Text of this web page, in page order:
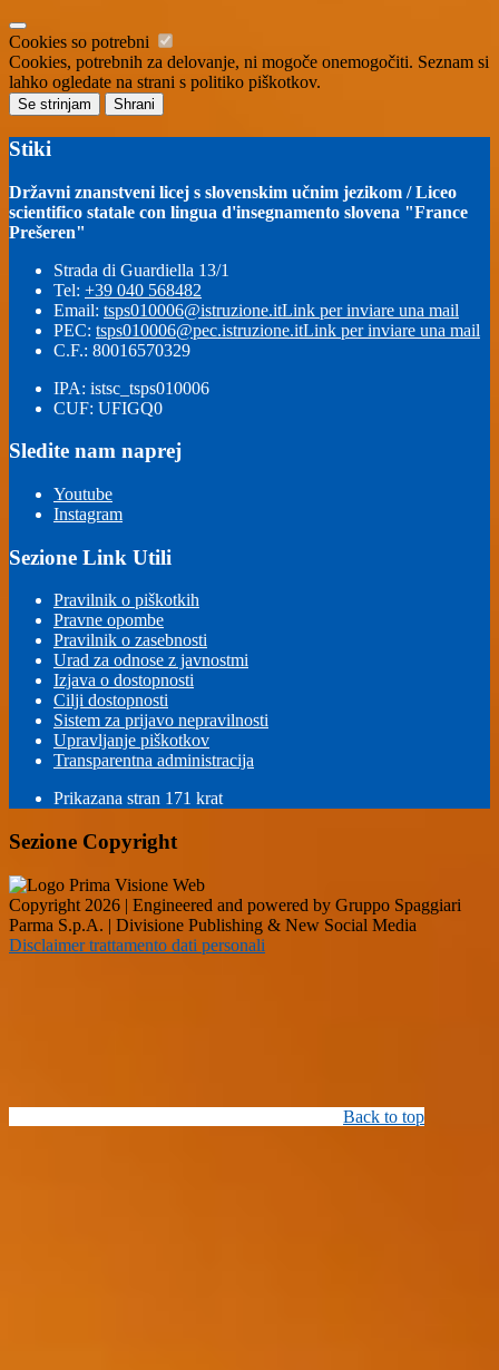
Cookies so potrebni
Cookies, potrebnih za delovanje, ni mogoče onemogočiti. Seznam si
lahko ogledate na strani s politiko piškotkov.
Se strinjam Shrani
Stiki
Državni znanstveni licej s slovenskim učnim jezikom / Liceo
scientifico statale con lingua d'insegnamento slovena "France
Prešeren"
Strada di Guardiella 13/1
Tel: +39 040 568482
Email: tsps010006@istruzione.itLink per inviare una mail
PEC: tsps010006@pec.istruzione.itLink per inviare una mail
C.F.: 80016570329
IPA: istsc_tsps010006
CUF: UFIGQ0
Sledite nam naprej
Youtube
Instagram
Sezione Link Utili
Pravilnik o piškotkih
Pravne opombe
Pravilnik o zasebnosti
Urad za odnose z javnostmi
Izjava o dostopnosti
Cilji dostopnosti
Sistem za prijavo nepravilnosti
Upravljanje piškotkov
Transparentna administracija
Prikazana stran 171 krat
Sezione Copyright
Copyright 2026 | Engineered and powered by Gruppo Spaggiari
Parma S.p.A. | Divisione Publishing & New Social Media
Disclaimer trattamento dati personali
Back to top